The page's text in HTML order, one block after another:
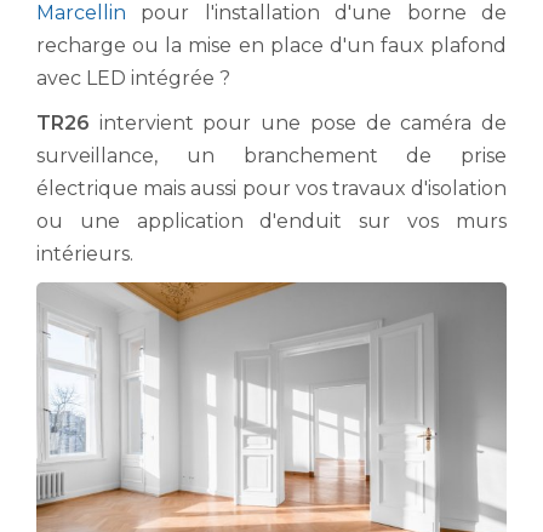
Marcellin pour l'installation d'une borne de
recharge ou la mise en place d'un faux plafond
avec LED intégrée ?
TR26 intervient pour une pose de caméra de
surveillance, un branchement de prise
électrique mais aussi pour vos travaux d'isolation
ou une application d'enduit sur vos murs
intérieurs.